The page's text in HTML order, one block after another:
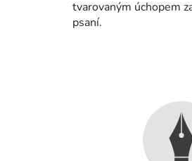
tvarovaným úchopem
psaní.